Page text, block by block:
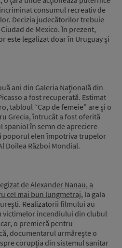
consumul recreativ de
Decizia judecătorilor trebuie
de Mexico. În prezent,
este legalizat doar în Uruguay şi
ani din Galeria Naţională din
a fost recuperată. Estimat
tabloul “Cap de femeie” are şi o
Grecia, întrucât a fost oferită
spaniol în semn de apreciere
poporul elen împotriva trupelor
Doilea Război Mondial.
de Alexander Nanau, a
cel mai bun lungmetraj, la gala
Realizatorii filmului au
victimelor incendiului din clubul
o premieră pentru
documentarul urmărește o
corupția din sistemul sanitar